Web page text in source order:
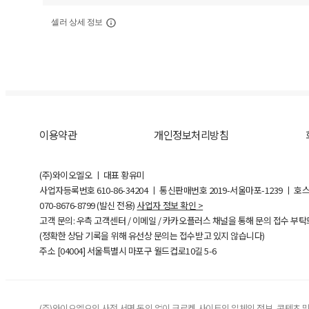
셀러 상세 정보
이용약관 개인정보처리방침
(주)와이오엘오 ㅣ 대표 황유미
사업자등록번호610-86-34204ㅣ 통신판매번호 2019-서울마포-1239 ㅣ 호
070-8676-8799 (발신 전용) 사업자 정보 확인 >
고객 문의: 우측 고객센터 / 이메일 / 카카오플러스 채널을 통해 문의 접수 부
(정확한 상담 기록을 위해 유선상 문의는 접수받고 있지 않습니다)
주소 [04004] 서울특별시 마포구 월드컵로10길5-6